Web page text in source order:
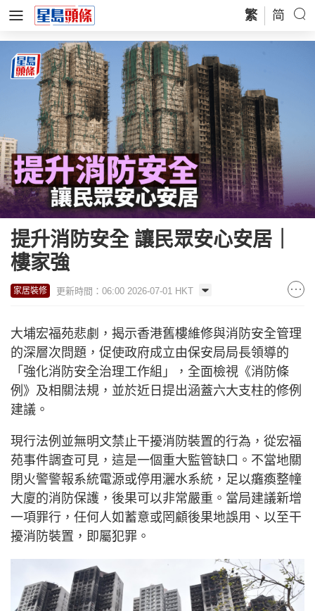
繁 简
提升消防安全 讓民眾安心安居｜
樓家強
家居裝修 更新時間：06:00 2026-07-01 HKT
大埔宏福苑悲劇，揭示香港舊樓維修與消防安全管理
的深層次問題，促使政府成立由保安局局長領導的
「強化消防安全治理工作組」，全面檢視《消防條
例》及相關法規，並於近日提出涵蓋六大支柱的修例
建議。
現行法例並無明文禁止干擾消防裝置的行為，從宏福
苑事件調查可見，這是一個重大監管缺口。不當地關
閉火警警報系統電源或停用灑水系統，足以癱瘓整幢
大廈的消防保護，後果可以非常嚴重。當局建議新增
一項罪行，任何人如蓄意或罔顧後果地誤用、以至干
擾消防裝置，即屬犯罪。